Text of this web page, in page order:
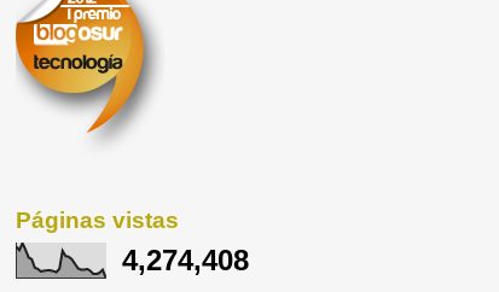
Páginas vistas
4,274,408